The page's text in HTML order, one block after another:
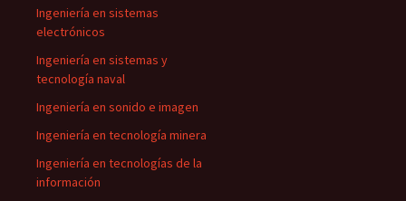
Ingeniería en sistemas
electrónicos
Ingeniería en sistemas y
tecnología naval
Ingeniería en sonido e imagen
Ingeniería en tecnología minera
Ingeniería en tecnologías de la
información